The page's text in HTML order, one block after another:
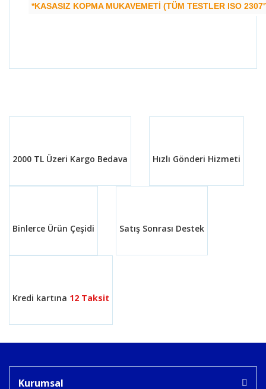
*KASASIZ KOPMA MUKAVEMETİ (TÜM TESTLER ISO
Yorum Yaz
Ürün bilgilerinde hatalar bulunuyor.
2000 TL Üzeri Kargo Bedava Hızlı Gönderi Hizmeti
Binlerce Ürün Çeşidi Satış Sonrası Destek
Kredi kartına 12 Taksit
Kurumsal